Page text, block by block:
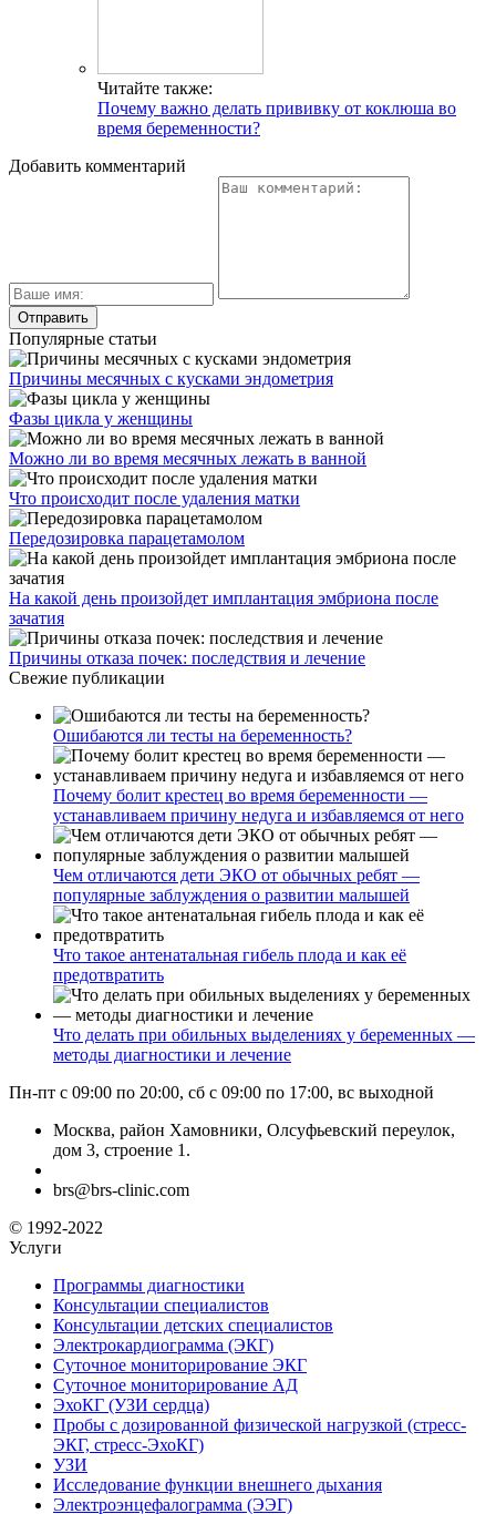
Читайте также:
Почему важно делать прививку от коклюша во
время беременности?
Добавить комментарий
Популярные статьи
Причины месячных с кусками эндометрия
Фазы цикла у женщины
Можно ли во время месячных лежать в ванной
Что происходит после удаления матки
Передозировка парацетамолом
На какой день произойдет имплантация эмбриона после
зачатия
Причины отказа почек: последствия и лечение
Свежие публикации
Ошибаются ли тесты на беременность?
Почему болит крестец во время беременности —
устанавливаем причину недуга и избавляемся от него
Чем отличаются дети ЭКО от обычных ребят —
популярные заблуждения о развитии малышей
Что такое антенатальная гибель плода и как её
предотвратить
Что делать при обильных выделениях у беременных —
методы диагностики и лечение
Пн-пт с 09:00 по 20:00, сб с 09:00 по 17:00, вс выходной
Москва, район Хамовники, Олсуфьевский переулок,
дом 3, строение 1.
brs@brs-clinic.com
© 1992-2022
Услуги
Программы диагностики
Консультации специалистов
Консультации детских специалистов
Электрокардиограмма (ЭКГ)
Суточное мониторирование ЭКГ
Суточное мониторирование АД
ЭхоКГ (УЗИ сердца)
Пробы с дозированной физической нагрузкой (стресс-
ЭКГ, стресс-ЭхоКГ)
УЗИ
Исследование функции внешнего дыхания
Электроэнцефалограмма (ЭЭГ)